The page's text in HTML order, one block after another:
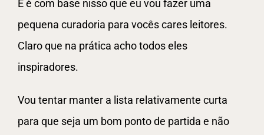
E é com base nisso que eu vou fazer uma
pequena curadoria para vocês cares leitores.
Claro que na prática acho todos eles
inspiradores.
Vou tentar manter a lista relativamente curta
para que seja um bom ponto de partida e não